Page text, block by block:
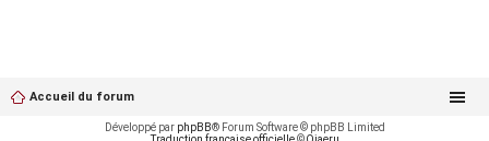
Accueil du forum
Développé par phpBB® Forum Software © phpBB Limited